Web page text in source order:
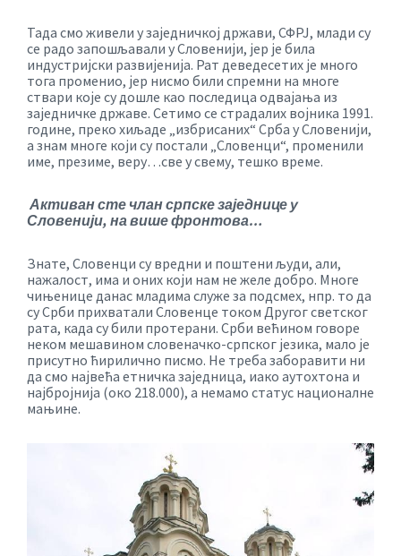
Тада смо живели у заједничкој држави, СФРЈ, млади су
се радо запошљавали у Словенији, јер је била
индустријски развијенија. Рат деведесетих је много
тога променио, јер нисмо били спремни на многе
ствари које су дошле као последица одвајања из
заједничке државе. Сетимо се страдалих војника 1991.
године, преко хиљаде „избрисаних“ Срба у Словенији,
а знам многе који су постали „Словенци“, променили
име, презиме, веру…све у свему, тешко време.
Активан сте члан српске заједнице у
Словенији, на више фронтова…
Знате, Словенци су вредни и поштени људи, али,
нажалост, има и оних који нам не желе добро. Многе
чињенице данас младима служе за подсмех, нпр. то да
су Срби прихватали Словенце током Другог светског
рата, када су били протерани. Срби већином говоре
неком мешавином словеначко-српског језика, мало је
присутно ћирилично писмо. Не треба заборавити ни
да смо највећа етничка заједница, иако аутохтона и
најбројнија (око 218.000), а немамо статус националне
мањине.